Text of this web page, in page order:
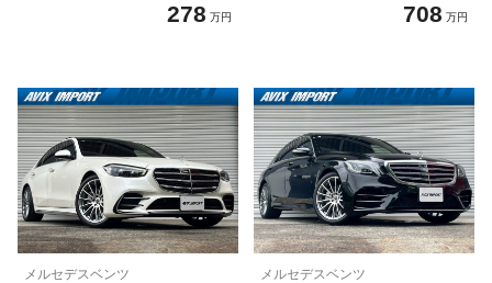
万円
278 万円
708
メルセデスベンツ メルセデスベンツ